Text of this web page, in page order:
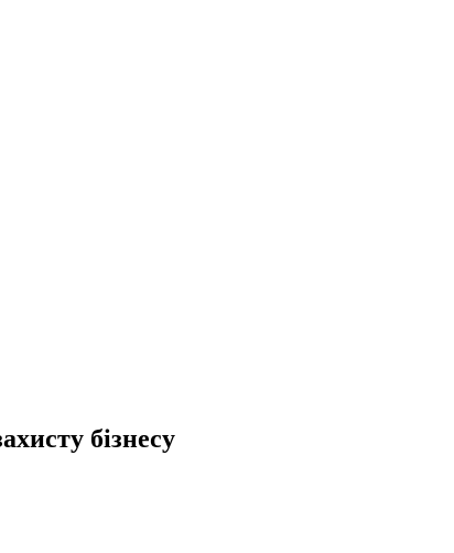
бізнесу